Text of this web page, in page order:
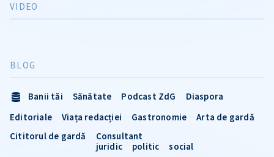
VIDEO
BLOG
Banii tăi Sănătate Podcast ZdG
Diaspora
Editoriale
Viața redacției Gastronomie
Arta de gardă
Cititorul de gardă
Consultant
juridic
politic social